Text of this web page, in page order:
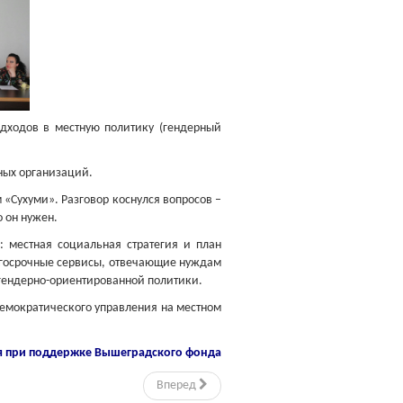
в местную политику (гендерный
организаций.
Разговор коснулся вопросов –
он нужен.
социальная стратегия и план
сервисы, отвечающие нуждам
ориентированной политики.
управления на местном
при поддержке Вышеградского фонда
Вперед